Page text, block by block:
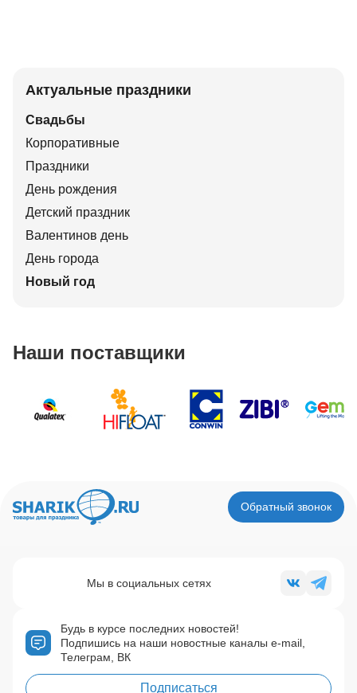
Актуальные праздники
Свадьбы
Корпоративные
Праздники
День рождения
Детский праздник
Валентинов день
День города
Новый год
Наши поставщики
Обратный звонок
Будь в курсе последних новостей!
Подпишись на наши новостные каналы e-mail,
Телеграм, ВК
Подписаться
Мы в социальных сетях